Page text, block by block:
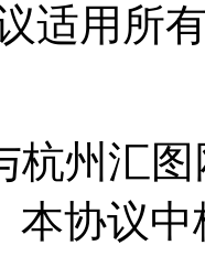
议适用所
州汇图
本协议